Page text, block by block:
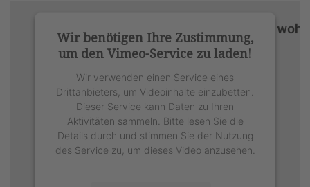
Wir benötigen Ihre Zustimmung,
um den Vimeo-Service zu laden!
Wir verwenden einen Service eines
Drittanbieters, um Videoinhalte einzubetten.
Dieser Service kann Daten zu Ihren
Aktivitäten sammeln. Bitte lesen Sie die
Details durch und stimmen Sie der Nutzung
des Service zu, um dieses Video anzusehen.